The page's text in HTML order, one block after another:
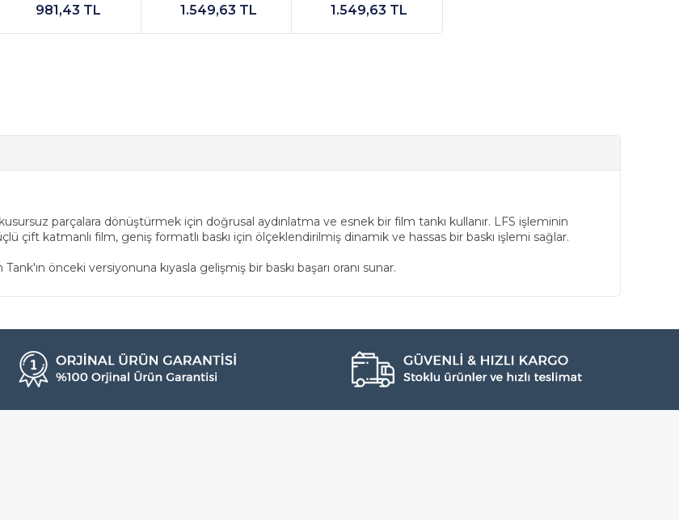
981,43 TL 1.549,63 TL 1.549,63 TL
parçalara dönüştürmek için doğrusal aydınlatma ve esnek bir film tankı kullanır. LFS işleminin
çift katmanlı film, geniş formatlı baskı için ölçeklendirilmiş dinamik ve hassas bir baskı işlemi sağlar.
önceki versiyonuna kıyasla gelişmiş bir baskı başarı oranı sunar.